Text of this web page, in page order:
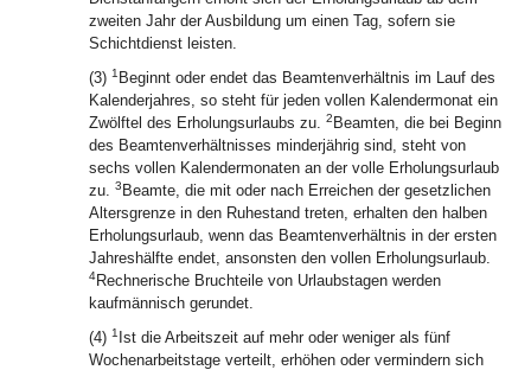
zweiten Jahr der Ausbildung um einen Tag, sofern sie
Schichtdienst leisten.
(3) 1 Beginnt oder endet das Beamtenverhältnis im Lauf des
Kalenderjahres, so steht für jeden vollen Kalendermonat ein
Zwölftel des Erholungsurlaubs zu. 2 Beamten, die bei Beginn
des Beamtenverhältnisses minderjährig sind, steht von
sechs vollen Kalendermonaten an der volle Erholungsurlaub
zu. 3 Beamte, die mit oder nach Erreichen der gesetzlichen
Altersgrenze in den Ruhestand treten, erhalten den halben
Erholungsurlaub, wenn das Beamtenverhältnis in der ersten
Jahreshälfte endet, ansonsten den vollen Erholungsurlaub.
4Rechnerische Bruchteile von Urlaubstagen werden
kaufmännisch gerundet.
(4) 1 Ist die Arbeitszeit auf mehr oder weniger als fünf
Wochenarbeitstage verteilt, erhöhen oder vermindern sich